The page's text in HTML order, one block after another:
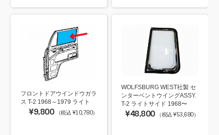
フロントドアウインドウガラ
ス T-2 1968～1979 ライト
¥9,800 （税込 ¥10,780）
WOLFSBURG WEST社製 セ
ンターベントウイングASSY.
T-2 ライトサイド 1968〜
¥48,800 （税込 ¥53,680）